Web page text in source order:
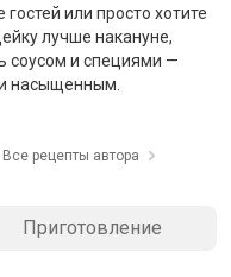
или просто хотите
лучше накануне,
соусом и специями —
насыщенным.
Все рецепты автора
Приготовление